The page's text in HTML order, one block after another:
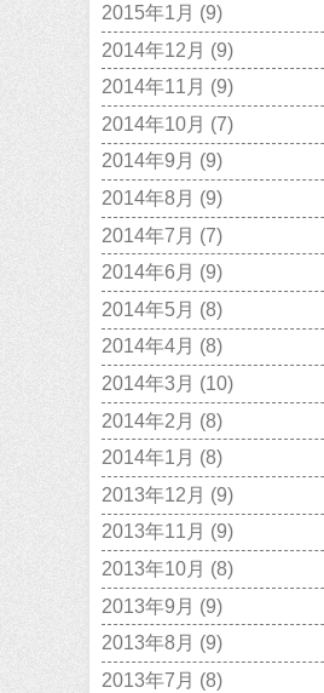
2015年1月 (9)
2014年12月 (9)
2014年11月 (9)
2014年10月 (7)
2014年9月 (9)
2014年8月 (9)
2014年7月 (7)
2014年6月 (9)
2014年5月 (8)
2014年4月 (8)
2014年3月 (10)
2014年2月 (8)
2014年1月 (8)
2013年12月 (9)
2013年11月 (9)
2013年10月 (8)
2013年9月 (9)
2013年8月 (9)
2013年7月 (8)